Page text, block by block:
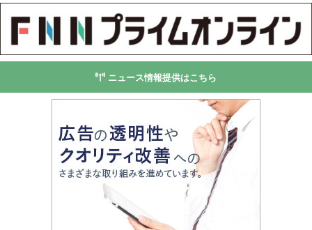
ニュース情報提供はこちら